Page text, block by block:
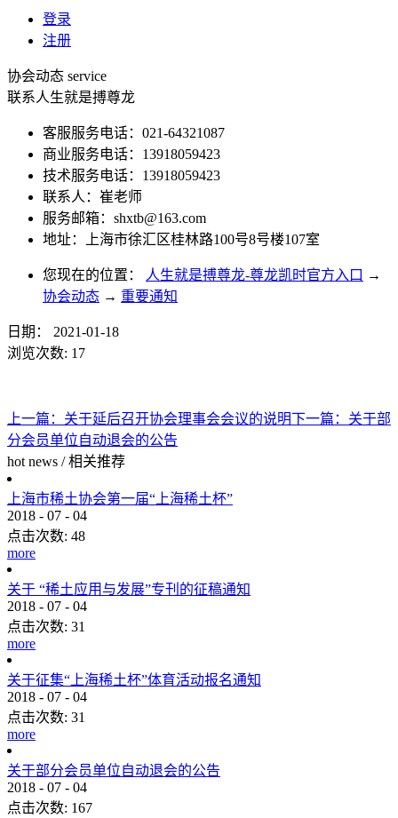
登录
注册
协会动态 service
联系人生就是搏尊龙
客服服务电话：021-64321087
商业服务电话：13918059423
技术服务电话：13918059423
联系人：崔老师
服务邮箱： shxtb@163.com
地址：上海市徐汇区桂林路100号8号楼107室
您现在的位置： 人生就是搏尊龙-尊龙凯时官方入口 →
协会动态 → 重要通知
日期：
2021-01-18
浏览次数: 17
上一篇： 关于延后召开协会理事会会议的说明下一篇： 关于部
分会员单位自动退会的公告
hot news / 相关推荐
上海市稀土协会第一届“上海稀土杯”
2018 - 07 - 04
点击次数: 48
more
关于 “稀土应用与发展”专刊的征稿通知
2018 - 07 - 04
点击次数: 31
more
关于征集“上海稀土杯”体育活动报名通知
2018 - 07 - 04
点击次数: 31
more
关于部分会员单位自动退会的公告
2018 - 07 - 04
点击次数: 167